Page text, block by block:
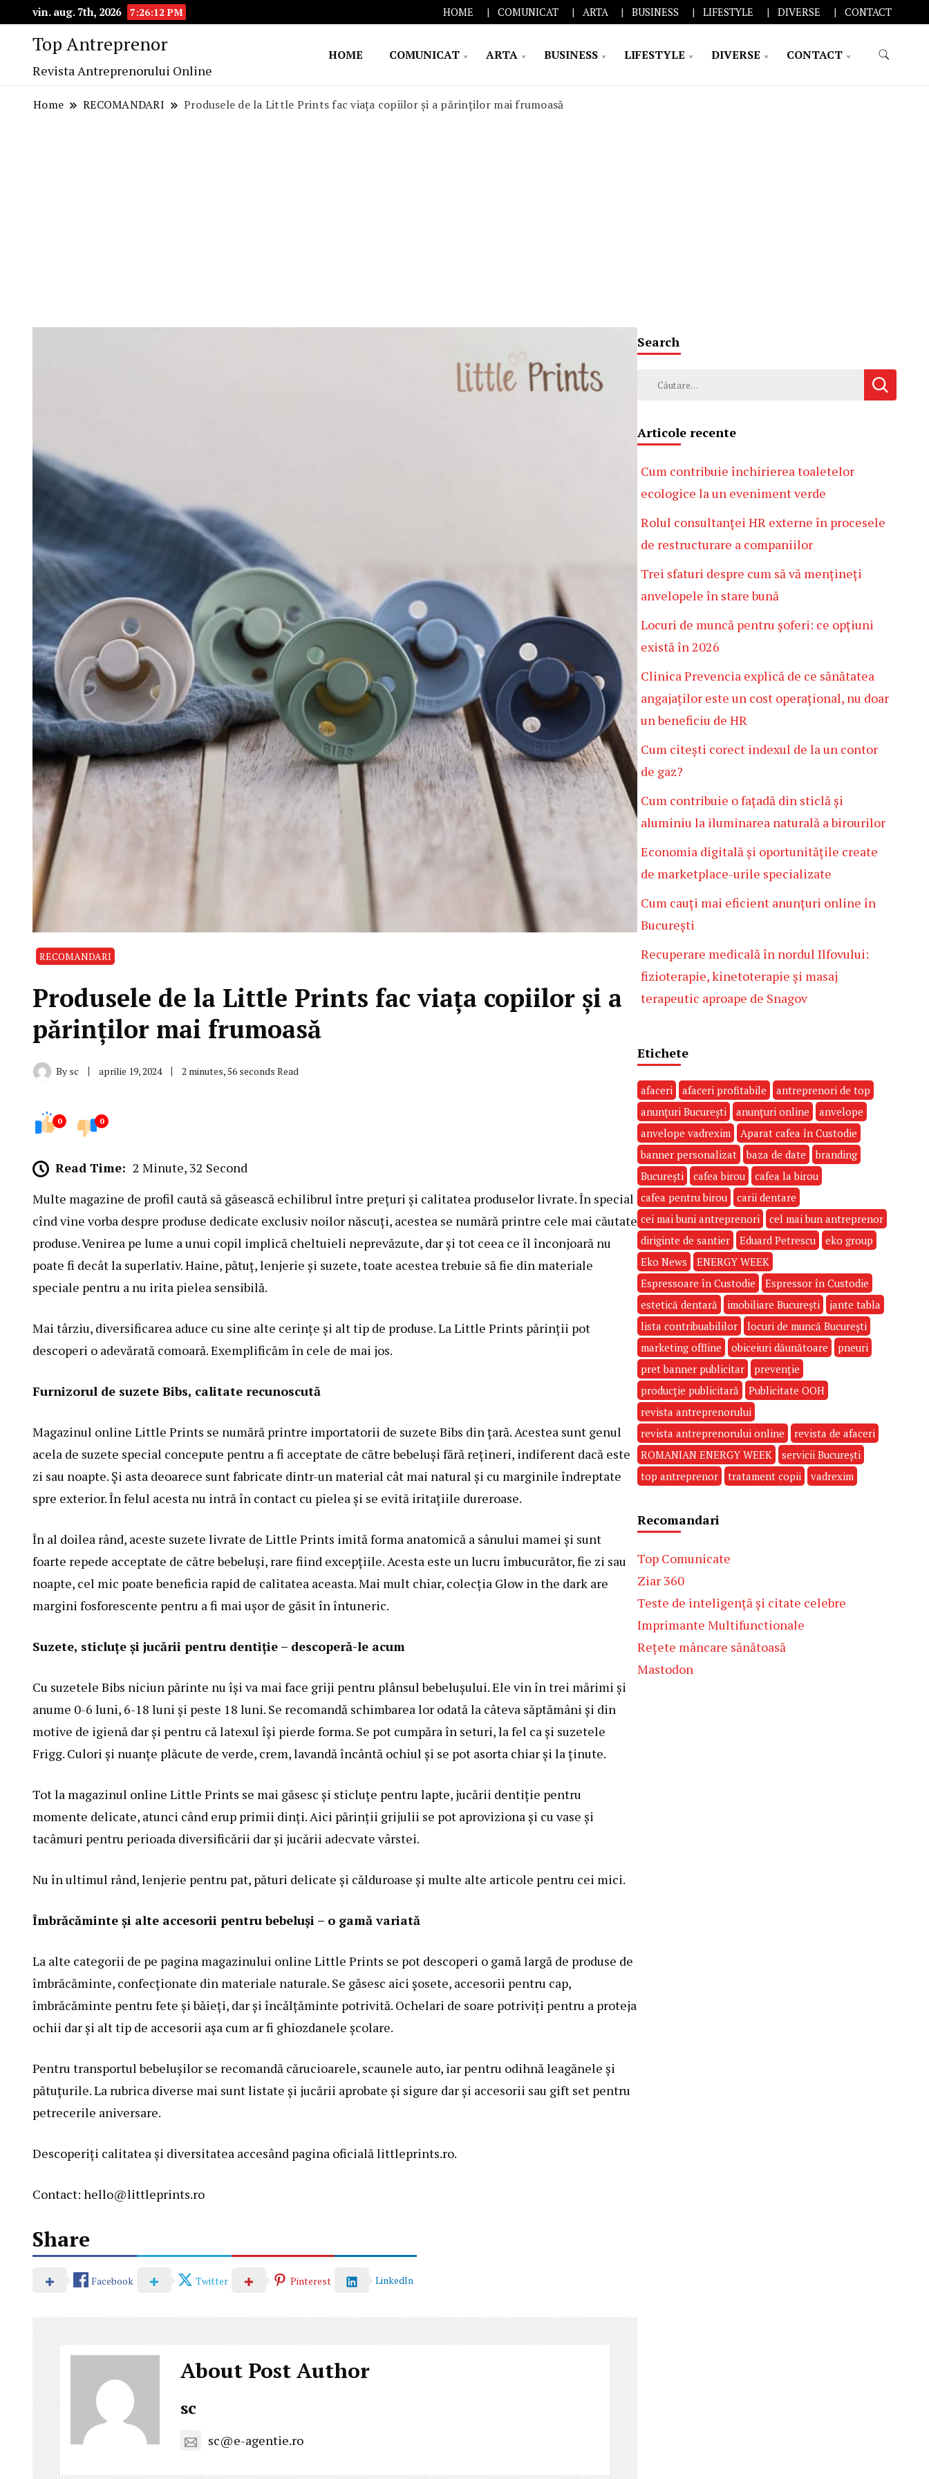
vin. aug. 7th, 2026 7:26:14 PM HOME COMUNICAT ARTA BUSINESS LIFESTYLE DIVERSE CONTACT
Top Antreprenor
Revista Antreprenorului Online
HOME COMUNICAT ARTA BUSINESS LIFESTYLE DIVERSE CONTACT
Home RECOMANDARI Produsele de la Little Prints fac viața copiilor și a părinților mai frumoasă
RECOMANDARI
Produsele de la Little Prints fac viața copiilor și a
părinților mai frumoasă
By sc aprilie 19, 2024 2 minutes, 56 seconds Read
0 0
Read Time: 2 Minute, 32 Second
Multe magazine de profil caută să găsească echilibrul între prețuri și calitatea produselor livrate. În special
cînd vine vorba despre produse dedicate exclusiv noilor născuți, acestea se numără printre cele mai căutate
produse. Venirea pe lume a unui copil implică cheltuieli neprevăzute, dar și tot ceea ce îl înconjoară nu
poate fi decât la superlativ. Haine, pătuț, lenjerie și suzete, toate acestea trebuie să fie din materiale
speciale pentru a nu irita pielea sensibilă.
Mai târziu, diversificarea aduce cu sine alte cerințe și alt tip de produse. La Little Prints părinții pot
descoperi o adevărată comoară. Exemplificăm în cele de mai jos.
Furnizorul de suzete Bibs, calitate recunoscută
Magazinul online Little Prints se numără printre importatorii de suzete Bibs din țară. Acestea sunt genul
acela de suzete special concepute pentru a fi acceptate de către bebeluși fără rețineri, indiferent dacă este
zi sau noapte. Și asta deoarece sunt fabricate dintr-un material cât mai natural și cu marginile îndreptate
spre exterior. În felul acesta nu intră în contact cu pielea și se evită iritațiile dureroase.
În al doilea rând, aceste suzete livrate de Little Prints imită forma anatomică a sânului mamei și sunt
foarte repede acceptate de către bebeluși, rare fiind excepțiile. Acesta este un lucru îmbucurător, fie zi sau
noapte, cel mic poate beneficia rapid de calitatea aceasta. Mai mult chiar, colecția Glow in the dark are
margini fosforescente pentru a fi mai ușor de găsit în întuneric.
Suzete, sticluțe și jucării pentru dentiție – descoperă-le acum
Cu suzetele Bibs niciun părinte nu își va mai face griji pentru plânsul bebelușului. Ele vin în trei mărimi și
anume 0-6 luni, 6-18 luni și peste 18 luni. Se recomandă schimbarea lor odată la câteva săptămâni și din
motive de igienă dar și pentru că latexul își pierde forma. Se pot cumpăra în seturi, la fel ca și suzetele
Frigg. Culori și nuanțe plăcute de verde, crem, lavandă încântă ochiul și se pot asorta chiar și la ținute.
Tot la magazinul online Little Prints se mai găsesc și sticluțe pentru lapte, jucării dentiție pentru
momente delicate, atunci când erup primii dinți. Aici părinții grijulii se pot aproviziona și cu vase și
tacâmuri pentru perioada diversificării dar și jucării adecvate vârstei.
Nu în ultimul rând, lenjerie pentru pat, pături delicate și călduroase și multe alte articole pentru cei mici.
Îmbrăcăminte și alte accesorii pentru bebeluși – o gamă variată
La alte categorii de pe pagina magazinului online Little Prints se pot descoperi o gamă largă de produse de
îmbrăcăminte, confecționate din materiale naturale. Se găsesc aici șosete, accesorii pentru cap,
îmbrăcăminte pentru fete și băieți, dar și încălțăminte potrivită. Ochelari de soare potriviți pentru a proteja
ochii dar și alt tip de accesorii așa cum ar fi ghiozdanele școlare.
Pentru transportul bebelușilor se recomandă cărucioarele, scaunele auto, iar pentru odihnă leagănele și
pătuțurile. La rubrica diverse mai sunt listate și jucării aprobate și sigure dar și accesorii sau gift set pentru
petrecerile aniversare.
Descoperiți calitatea și diversitatea accesând pagina oficială littleprints.ro.
Contact: hello@littleprints.ro
Share
Facebook Twitter Pinterest LinkedIn
About Post Author
sc
sc@e-agentie.ro
Search
Caută
Articole recente
Cum contribuie închirierea toaletelor
ecologice la un eveniment verde
Rolul consultanței HR externe în procesele
de restructurare a companiilor
Trei sfaturi despre cum să vă mențineți
anvelopele în stare bună
Locuri de muncă pentru șoferi: ce opțiuni
există în 2026
Clinica Prevencia explică de ce sănătatea
angajaților este un cost operațional, nu doar
un beneficiu de HR
Cum citești corect indexul de la un contor
de gaz?
Cum contribuie o fațadă din sticlă și
aluminiu la iluminarea naturală a birourilor
Economia digitală și oportunitățile create
de marketplace-urile specializate
Cum cauți mai eficient anunțuri online în
București
Recuperare medicală în nordul Ilfovului:
fizioterapie, kinetoterapie și masaj
terapeutic aproape de Snagov
Etichete
afaceri afaceri profitabile
antreprenori de top
anunțuri București
anunțuri online
anvelope
anvelope vadrexim
Aparat cafea în Custodie
banner personalizat
baza de date
branding
București
cafea birou
cafea la birou
cafea pentru birou
carii dentare
cei mai buni antreprenori
cel mai bun antreprenor
diriginte de santier
Eduard Petrescu
eko group
Eko News
ENERGY WEEK
Espressoare în Custodie
Espressor în Custodie
estetică dentară
imobiliare București
jante tabla
lista contribuabililor
locuri de muncă București
marketing offline
obiceiuri dăunătoare
pneuri
pret banner publicitar
prevenție
producție publicitară
Publicitate OOH
revista antreprenorului
revista antreprenorului online
revista de afaceri
ROMANIAN ENERGY WEEK
servicii București
top antreprenor
tratament copii vadrexim
Recomandari
Top Comunicate
Ziar 360
Teste de inteligență și citate celebre
Imprimante Multifunctionale
Rețete mâncare sănătoasă
Mastodon